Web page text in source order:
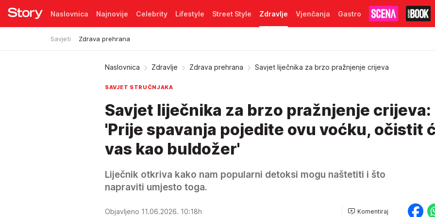
Naslovnica Najnovije Celebrity Lifestyle Street Style Zdravlje
Savjeti Zdrava prehrana
Vjenčanja Gastro
Pretplata
Naslovnica Zdravlje Zdrava prehrana Savjet liječnika za brzo pražnjenje crijeva
SAVJET STRUČNJAKA
Savjet liječnika za brzo pražnjenje crijeva:
'Prije spavanja pojedite ovu voćku, očistit
vas kao buldožer'
Liječnik otkriva kako nam popularni detoksi mogu naštetiti i što
napraviti umjesto toga.
Objavljeno 11.06.2026. 10:18h Komentiraj